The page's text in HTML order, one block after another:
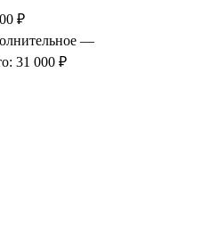
₽
31 000 ₽
—